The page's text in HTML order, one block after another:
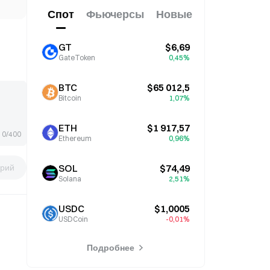
0/400
Спот Фьючерсы Новые
GT
GateToken
$6,69
0,45%
BTC
Bitcoin
$65 012,5
1,07%
ETH
Ethereum
$1 917,57
0,96%
SOL
Solana
$74,49
2,51%
USDC
USDCoin
$1,0005
-0,01%
Подробнее